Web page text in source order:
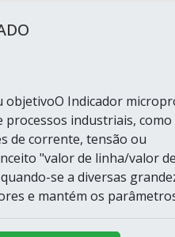
Indicador
industriais, como
de corrente, tensão ou
"valor de linha/valor de
se a diversas
e mantém os